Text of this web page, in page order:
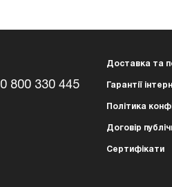
0 800 330 445
Доставка та
Гарантії
Політика
Договір
Сертифікати